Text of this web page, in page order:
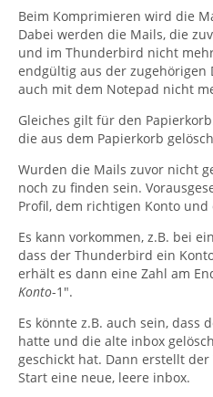
Beim Komprimieren wird die
Dabei werden die Mails, die
und im Thunderbird nicht
endgültig aus der
auch mit dem Notepad nicht
Gleiches gilt für den
die aus dem Papierkorb
Wurden die Mails zuvor nicht
noch zu finden sein.
Profil, dem richtigen Konto
Es kann vorkommen, z.B. bei
dass der Thunderbird ein
erhält es dann eine Zahl am
Konto-1".
Es könnte z.B. auch sein, dass
hatte und die alte inbox
geschickt hat. Dann erstellt
Start eine neue, leere inbox.